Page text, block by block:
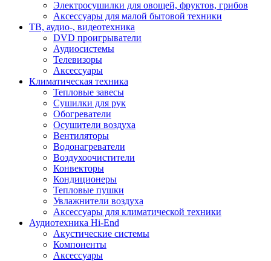
Электросушилки для овощей, фруктов, грибов
Аксессуары для малой бытовой техники
ТВ, аудио-, видеотехника
DVD проигрыватели
Аудиосистемы
Телевизоры
Аксессуары
Климатическая техника
Тепловые завесы
Сушилки для рук
Обогреватели
Осушители воздуха
Вентиляторы
Водонагреватели
Воздухоочистители
Конвекторы
Кондиционеры
Тепловые пушки
Увлажнители воздуха
Аксессуары для климатической техники
Аудиотехника Hi-End
Акустические системы
Компоненты
Аксессуары